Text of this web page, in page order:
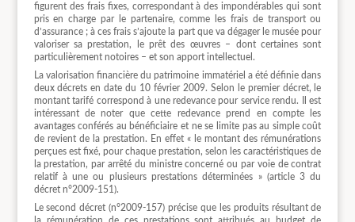
figurent des frais fixes, correspondant à des impondérables qui sont
pris en charge par le partenaire, comme les frais de transport ou
d’assurance ; à ces frais s’ajoute la part que va dégager le musée pour
valoriser sa prestation, le prêt des œuvres – dont certaines sont
particulièrement notoires – et son apport intellectuel.
La valorisation financière du patrimoine immatériel a été définie dans
deux décrets en date du 10 février 2009. Selon le premier décret, le
montant tarifé correspond à une redevance pour service rendu. Il est
intéressant de noter que cette redevance prend en compte les
avantages conférés au bénéficiaire et ne se limite pas au simple coût
de revient de la prestation. En effet « le montant des rémunérations
perçues est fixé, pour chaque prestation, selon les caractéristiques de
la prestation, par arrêté du ministre concerné ou par voie de contrat
relatif à une ou plusieurs prestations déterminées » (article 3 du
décret n°2009-151).
Le second décret (n°2009-157) précise que les produits résultant de